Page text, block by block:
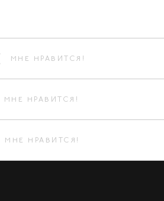
МНЕ НРАВИТСЯ!
МНЕ НРАВИТСЯ!
МНЕ НРАВИТСЯ!